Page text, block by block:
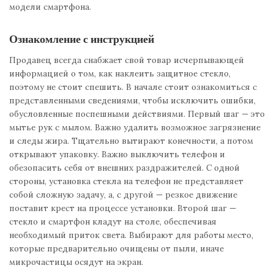
модели смартфона.
Ознакомление с инструкцией
Продавец всегда снабжает свой товар исчерпывающей
информацией о том, как наклеить защитное стекло,
поэтому не стоит спешить. В начале стоит ознакомиться с
представленными сведениями, чтобы исключить ошибки,
обусловленные поспешными действиями. Первый шаг — это
мытье рук с мылом. Важно удалить возможное загрязнение
и следы жира. Тщательно вытирают конечности, а потом
открывают упаковку. Важно выключить телефон и
обезопасить себя от внешних раздражителей. С одной
стороны, установка стекла на телефон не представляет
собой сложную задачу, а, с другой — резкое движение
поставит крест на процессе установки. Второй шаг —
стекло и смартфон кладут на столе, обеспечивая
необходимый приток света. Выбирают для работы место,
которые предварительно очищены от пыли, иначе
микрочастицы осядут на экран.